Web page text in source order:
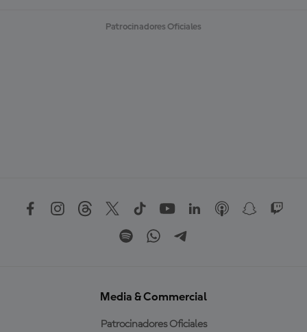
Patrocinadores Oficiales
Media & Commercial
Patrocinadores Oficiales